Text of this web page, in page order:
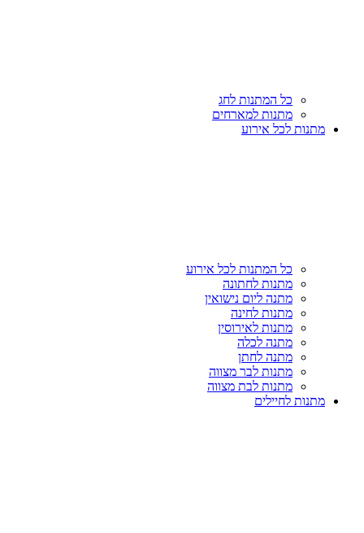
כל המתנות לחג
מתנות למארחים
מתנות לכל אירוע
כל המתנות לכל אירוע
מתנות לחתונה
מתנה ליום נישואין
מתנות לחינה
מתנות לאירוסין
מתנה לכלה
מתנה לחתן
מתנות לבר מצווה
מתנות לבת מצווה
מתנות לחיילים